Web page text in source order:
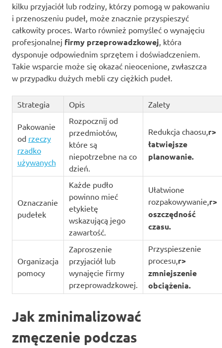
kilku przyjaciół lub rodziny, którzy pomogą w pakowaniu
i przenoszeniu pudeł, może znacznie przyspieszyć
całkowity proces. Warto również pomyśleć o wynajęciu
profesjonalnej firmy przeprowadzkowej , która
dysponuje odpowiednim sprzętem i doświadczeniem.
Takie wsparcie może się okazać nieocenione, zwłaszcza
w przypadku dużych mebli czy ciężkich pudeł.
Strategia Opis Zalety
Pakowanie
od rzeczy
rzadko
używanych
Rozpocznij od
przedmiotów,
które są
niepotrzebne na co
dzień.
Redukcja chaosu, r>
łatwiejsze
planowanie.
Oznaczanie
pudełek
Każde pudło
powinno mieć
etykietę
wskazującą jego
zawartość.
Ułatwione
rozpakowywanie, r>
oszczędność
czasu.
Organizacja
pomocy
Zaproszenie
przyjaciół lub
wynajęcie firmy
przeprowadzkowej.
Przyspieszenie
procesu, r>
zmniejszenie
obciążenia.
Jak zminimalizować
zmęczenie podczas